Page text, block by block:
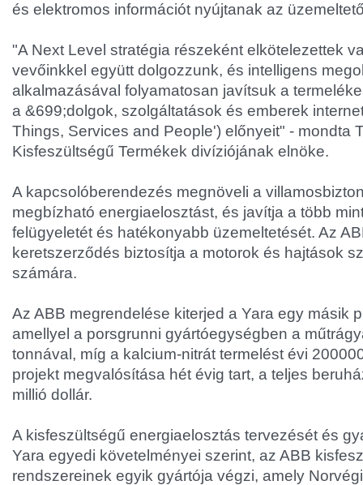
és elektromos információt nyújtanak az
"A Next Level stratégia részeként elkötelezettek
vevőinkkel együtt dolgozzunk, és intelligens
alkalmazásával folyamatosan javítsuk a
a &699;dolgok, szolgáltatások és emberek
Things, Services and People') előnyeit" - mondta
Kisfeszültségű Termékek divíziójának elnöke.
A kapcsolóberendezés megnöveli a
megbízható energiaelosztást, és javítja a több
felügyeletét és hatékonyabb üzemeltetését. Az
keretszerződés biztosítja a motorok és hajtások
számára.
Az ABB megrendelése kiterjed a Yara egy másik
amellyel a porsgrunni gyártóegységben a
tonnával, míg a kalcium-nitrát termelést évi
projekt megvalósítása hét évig tart, a teljes
millió dollár.
A kisfeszültségű energiaelosztás tervezését és
Yara egyedi követelményei szerint, az ABB
rendszereinek egyik gyártója végzi, amely